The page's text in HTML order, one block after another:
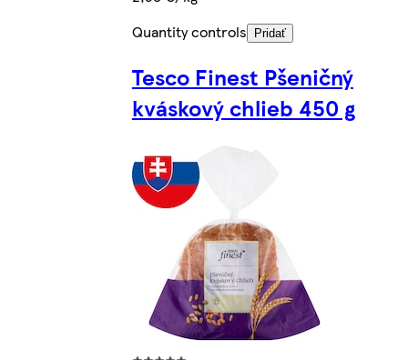
Quantity controls
Pridať
Tesco Finest Pšeničný
kváskový chlieb 450 g